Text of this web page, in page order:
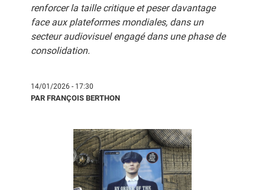
renforcer la taille critique et peser davantage
face aux plateformes mondiales, dans un
secteur audiovisuel engagé dans une phase de
consolidation.
14/01/2026 - 17:30
PAR FRANÇOIS BERTHON